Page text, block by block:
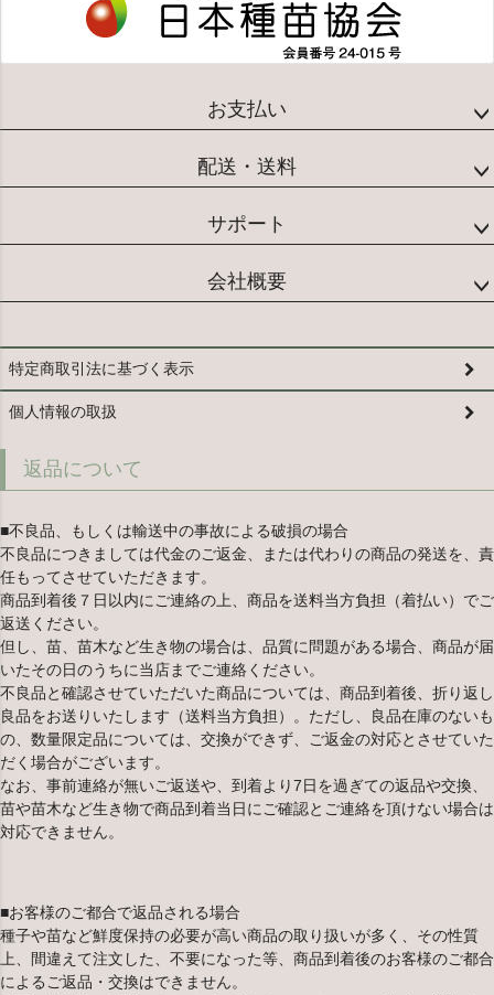
お支払い
配送・送料
サポート
会社概要
特定商取引法に基づく表示
個人情報の取扱
返品について
■不良品、もしくは輸送中の事故による破損の場合
不良品につきましては代金のご返金、または代わりの商品の発送を、責
任もってさせていただきます。
商品到着後７日以内にご連絡の上、商品を送料当方負担（着払い）でご
返送ください。
但し、苗、苗木など生き物の場合は、品質に問題がある場合、商品が届
いたその日のうちに当店までご連絡ください。
不良品と確認させていただいた商品については、商品到着後、折り返し
良品をお送りいたします（送料当方負担）。ただし、良品在庫のないも
の、数量限定品については、交換ができず、ご返金の対応とさせていた
だく場合がございます。
なお、事前連絡が無いご返送や、到着より7日を過ぎての返品や交換、
苗や苗木など生き物で商品到着当日にご確認とご連絡を頂けない場合は
対応できません。
■お客様のご都合で返品される場合
種子や苗など鮮度保持の必要が高い商品の取り扱いが多く、その性質
上、間違えて注文した、不要になった等、商品到着後のお客様のご都合
によるご返品・交換はできません。